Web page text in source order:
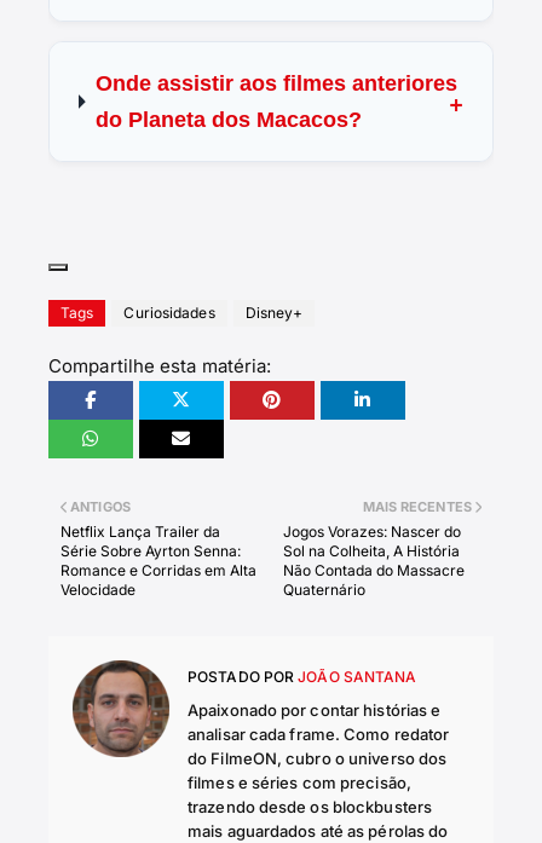
Onde assistir aos filmes anteriores
do Planeta dos Macacos?
Tags Curiosidades Disney+
Compartilhe esta matéria:
MAIS RECENTES
Jogos Vorazes: Nascer do
Sol na Colheita, A História
Não Contada do Massacre
Quaternário
ANTIGOS
Netflix Lança Trailer da
Série Sobre Ayrton Senna:
Romance e Corridas em Alta
Velocidade
POSTADO POR JOÃO SANTANA
Apaixonado por contar histórias e
analisar cada frame. Como redator
do FilmeON, cubro o universo dos
filmes e séries com precisão,
trazendo desde os blockbusters
mais aguardados até as pérolas do